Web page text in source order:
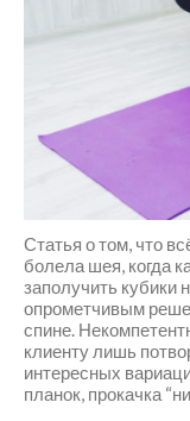
Статья о том, что
болела шея, когда
заполучить кубики
опрометчивым
спине.
клиенту лишь
интересных
планок, прокачка